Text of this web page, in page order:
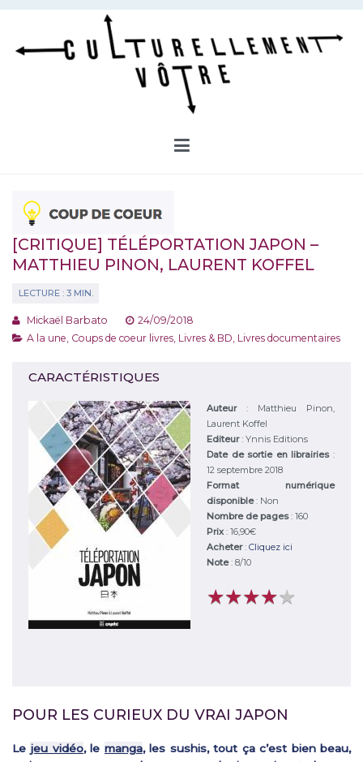
Aller
contenu
[CRITIQUE] TÉLÉPORTATION JAPON –
MATTHIEU PINON, LAURENT KOFFEL
Mickaël Barbato
24/09/2018
A la une Coups de coeur livres Livres & BD Livres documentaires
CARACTÉRISTIQUES
Auteur : Matthieu Pinon,
Laurent Koffel
Editeur: Ynnis Editions
Date de sortie en librairies :
12 septembre 2018
Format numérique
disponible: Non
Nombre de pages: 160
Prix: 16,90€
Acheter: Cliquez ici
Note: 8/10
★★★★★
★★★★★
POUR LES CURIEUX DU VRAI JAPON
Le jeu vidéo, le manga, les sushis, tout ça c’est bien beau,